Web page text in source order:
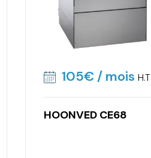
105€/ mois H.T
HOONVED CE68